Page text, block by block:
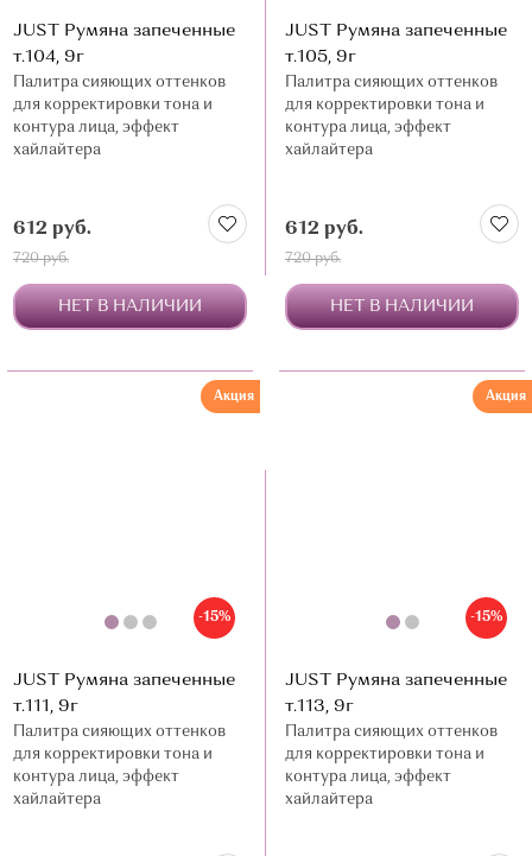
JUST Румяна запеченные
т.104, 9г
Палитра сияющих оттенков
для корректировки тона и
контура лица, эффект
хайлайтера
612 руб.
720 руб.
НЕТ В НАЛИЧИИ
JUST Румяна запеченные
т.105, 9г
Палитра сияющих оттенков
для корректировки тона и
контура лица, эффект
хайлайтера
612 руб.
720 руб.
НЕТ В НАЛИЧИИ
-15%
Акция
JUST Румяна запеченные
т.111, 9г
Палитра сияющих оттенков
для корректировки тона и
контура лица, эффект
хайлайтера
-15%
Акция
JUST Румяна запеченные
т.113, 9г
Палитра сияющих оттенков
для корректировки тона и
контура лица, эффект
хайлайтера